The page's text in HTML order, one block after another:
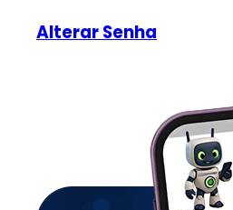
Alterar Senha